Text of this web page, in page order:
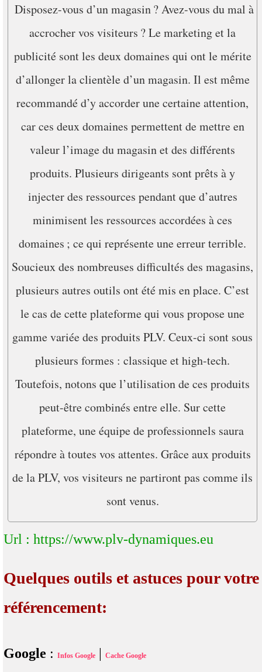
Disposez-vous d’un magasin ? Avez-vous du mal à
accrocher vos visiteurs ? Le marketing et la
publicité sont les deux domaines qui ont le mérite
d’allonger la clientèle d’un magasin. Il est même
recommandé d’y accorder une certaine attention,
car ces deux domaines permettent de mettre en
valeur l’image du magasin et des différents
produits. Plusieurs dirigeants sont prêts à y
injecter des ressources pendant que d’autres
minimisent les ressources accordées à ces
domaines ; ce qui représente une erreur terrible.
Soucieux des nombreuses difficultés des magasins,
plusieurs autres outils ont été mis en place. C’est
le cas de cette plateforme qui vous propose une
gamme variée des produits PLV. Ceux-ci sont sous
plusieurs formes : classique et high-tech.
Toutefois, notons que l’utilisation de ces produits
peut-être combinés entre elle. Sur cette
plateforme, une équipe de professionnels saura
répondre à toutes vos attentes. Grâce aux produits
de la PLV, vos visiteurs ne partiront pas comme ils
sont venus.
Url : https://www.plv-dynamiques.eu
Quelques outils et astuces pour votre
référencement:
Google : Infos Google | Cache Google